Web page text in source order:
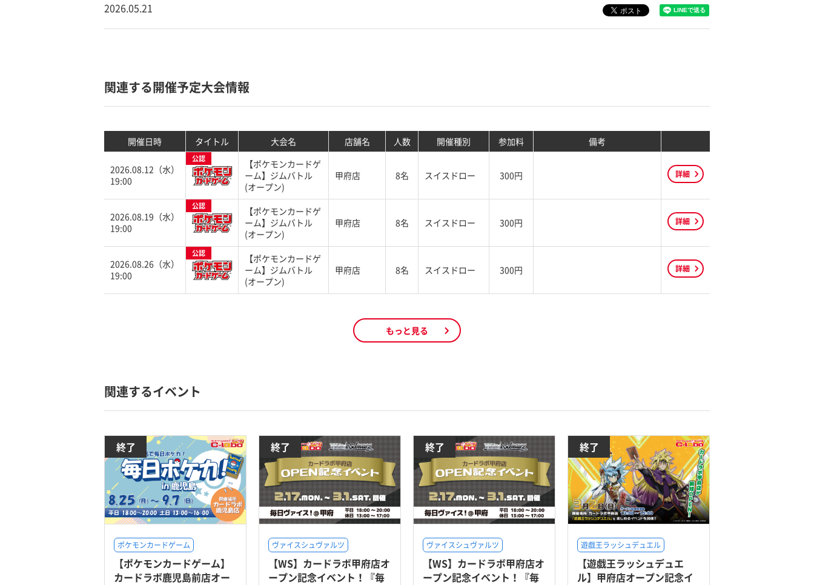
2026.05.21
関連する開催予定大会情報
開催日時 タイトル 大会名 店舗名 人数 開催種別 参加料 備考
2026.08.12（水）
19:00
公認
【ポケモンカードゲ
ーム】ジムバトル
(オープン)
甲府店 8名 スイスドロー 300円 詳細
2026.08.19（水）
19:00
公認
【ポケモンカードゲ
ーム】ジムバトル
(オープン)
甲府店 8名 スイスドロー 300円 詳細
2026.08.26（水）
19:00
公認
【ポケモンカードゲ
ーム】ジムバトル
(オープン)
甲府店 8名 スイスドロー 300円 詳細
もっと見る
関連するイベント
終了
ポケモンカードゲーム
【ポケモンカードゲーム】
カードラボ鹿児島前店オー
終了
ヴァイスシュヴァルツ
【WS】カードラボ甲府店オ
ープン記念イベント！『毎
終了
ヴァイスシュヴァルツ
【WS】カードラボ甲府店オ
ープン記念イベント！『毎
終了
遊戯王ラッシュデュエル
【遊戯王ラッシュデュエ
ル】甲府店オープン記念イ